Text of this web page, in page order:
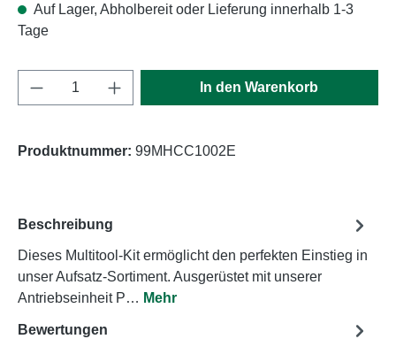
Auf Lager, Abholbereit oder Lieferung innerhalb 1-3
Tage
Produkt Anzahl: Gib den gewünschten
In den Warenkorb
Produktnummer: 99MHCC1002E
Beschreibung
Dieses Multitool-Kit ermöglicht den perfekten Einstieg in
unser Aufsatz-Sortiment. Ausgerüstet mit unserer
Antriebseinheit P… Mehr
Bewertungen